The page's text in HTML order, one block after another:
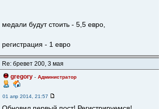
медали будут стоить - 5,5 евро,
регистрация - 1 евро
Re: бревет 200, 3 мая
gregory - Администратор
01 апр 2014, 21:57